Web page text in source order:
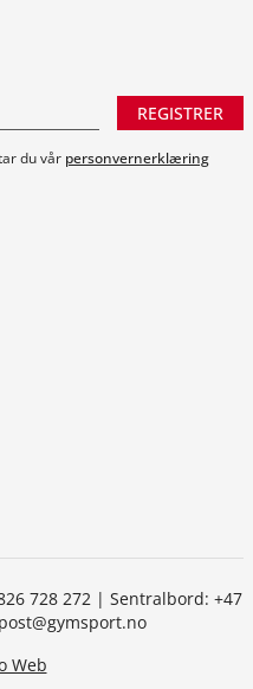
REGISTRER
du vår personvernerklæring
728 272 | Sentralbord: +47
Web